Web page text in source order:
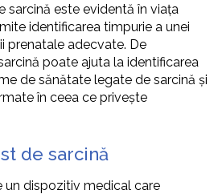
sarcină este evidentă în viața
identificarea timpurie a unei
prenatale adecvate. De
poate ajuta la identificarea
de sănătate legate de sarcină și
în ceea ce privește
de sarcină
un dispozitiv medical care